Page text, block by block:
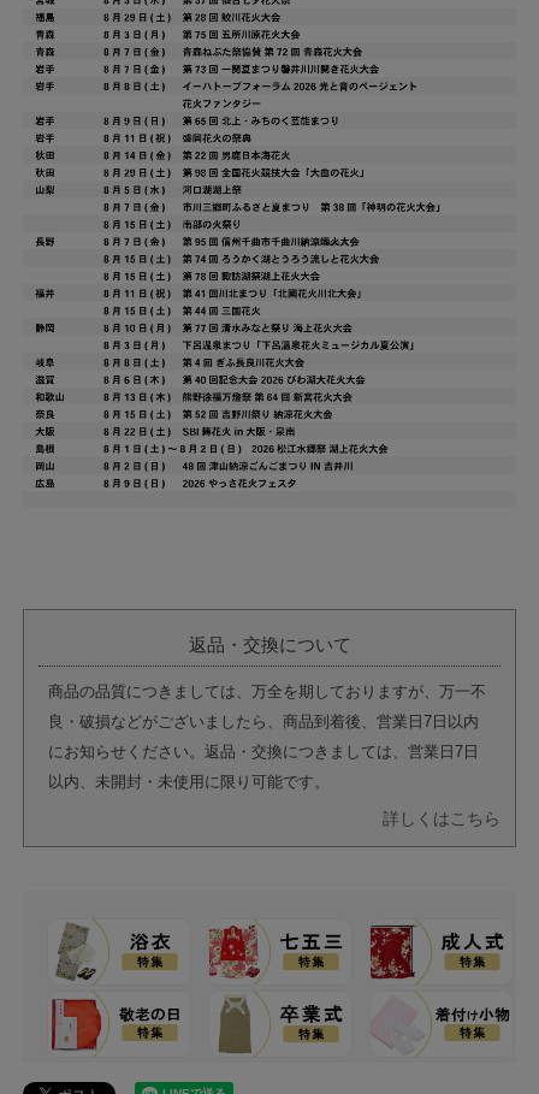
返品・交換について
商品の品質につきましては、万全を期しておりますが、万一不
良・破損などがございましたら、商品到着後、営業日7日以内
にお知らせください。返品・交換につきましては、営業日7日
以内、未開封・未使用に限り可能です。
詳しくはこちら